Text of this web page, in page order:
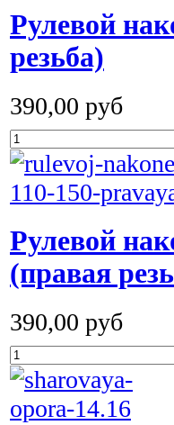
Рулевой
резьба)
390,00 руб
Рулевой
(правая
390,00 руб